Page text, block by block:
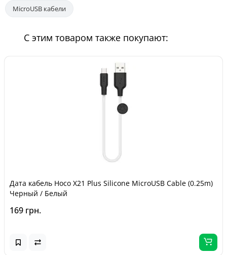
MicroUSB кабели
С этим товаром также покупают:
Дата кабель Hoco X21 Plus Silicone MicroUSB Cable (0.25m)
Черный / Белый
169 грн.